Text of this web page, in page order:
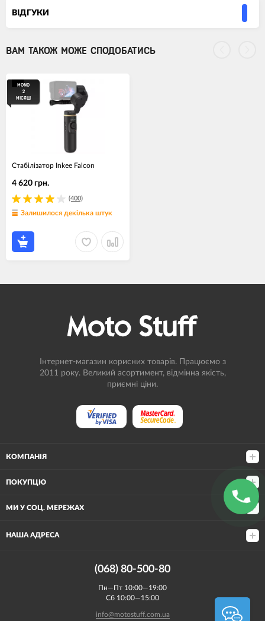
ВIДГУКИ
ВАМ ТАКОЖ МОЖЕ СПОДОБАТИСЬ
MONO
2
МІСЯЦІ
Стабілізатор Inkee Falcon
(400)
4 620 грн.
Залишилося декілька штук
Інтернет-магазин корисних товарів. Працюємо з
2011 року. Великий асортимент, відмінна якість,
приємні ціни.
КОМПАНІЯ
ПОКУПЦЮ
МИ У СОЦ. МЕРЕЖАХ
НАША АДРЕСА
(068) 80-500-80
Пн—Пт 10:00—19:00
Сб 10:00—15:00
info@motostuff.com.ua